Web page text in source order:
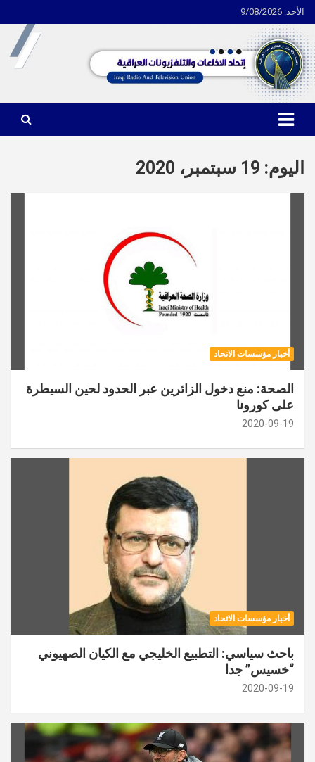
الأحد: 9/08/2026
Skip
to
content
اتحاد الاذاعات والتلفزيونات العراقية
اليوم: 19 سبتمبر، 2020
أخبار مؤسسات الاتحاد
الصحة: منع دخول الزائرين عبر الحدود لحين السيطرة
على كورونا
2020-09-19
أخبار مؤسسات الاتحاد
باحث سياسي: التطبيع الخليجي مع الكيان الصهيوني
“خسيس” جدا
2020-09-19